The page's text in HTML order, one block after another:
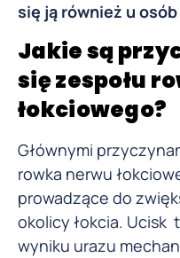
się ją również u
Jakie są
się zespołu
łokciowego?
Głównymi
rowka nerwu
prowadzące do
okolicy łokcia. Ucisk
wyniku urazu